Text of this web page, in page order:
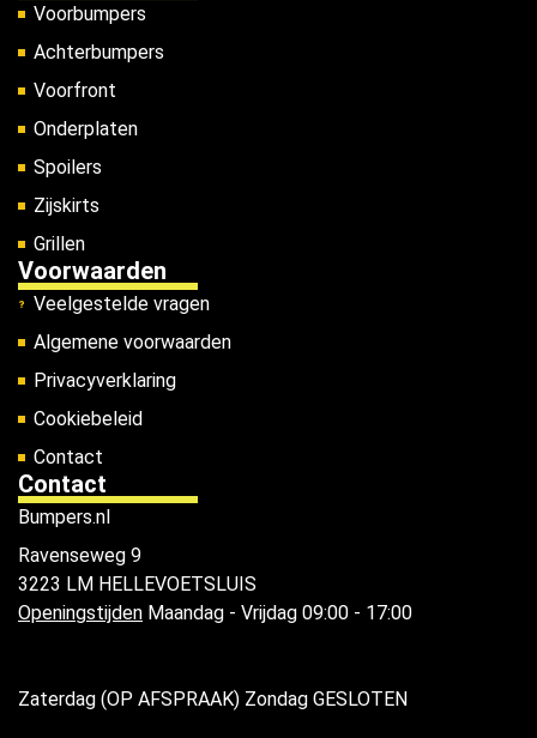
Voorbumpers
Achterbumpers
Voorfront
Onderplaten
Spoilers
Zijskirts
Grillen
Voorwaarden
Veelgestelde vragen
Algemene voorwaarden
Privacyverklaring
Cookiebeleid
Contact
Contact
Bumpers.nl
Ravenseweg 9
3223 LM HELLEVOETSLUIS
Openingstijden Maandag - Vrijdag 09:00 - 17:00
Zaterdag (OP AFSPRAAK) Zondag GESLOTEN